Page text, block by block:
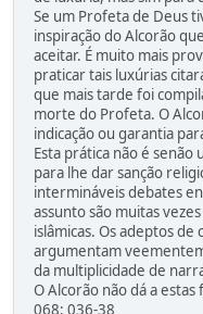
Se um Profeta de Deus
inspiração do Alcorão
aceitar. É muito mais
praticar tais luxúrias
que mais tarde foi
morte do Profeta. O
indicação ou garantia
Esta prática não é
para lhe dar sanção
intermináveis debates
assunto são muitas
islâmicas. Os adeptos
argumentam
da multiplicidade de
O Alcorão não dá a
068: 036-38